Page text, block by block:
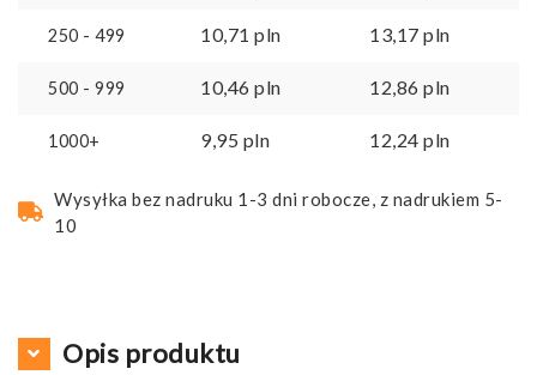
250 - 499 10,71 pln 13,17 pln
500 - 999 10,46 pln 12,86 pln
1000+ 9,95 pln 12,24 pln
Wysyłka bez nadruku 1-3 dni robocze, z nadrukiem 5-
10
Opis produktu